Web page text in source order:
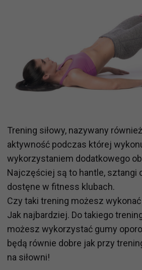
Trening siłowy, nazywany
aktywność podczas której
wykorzystaniem dodatkowego
Najczęściej są to hantle, sztangi
dostęne w fitness klubach.
Czy taki trening możesz
Jak najbardziej. Do takiego
możesz wykorzystać gumy
będą równie dobre jak przy
na siłowni!